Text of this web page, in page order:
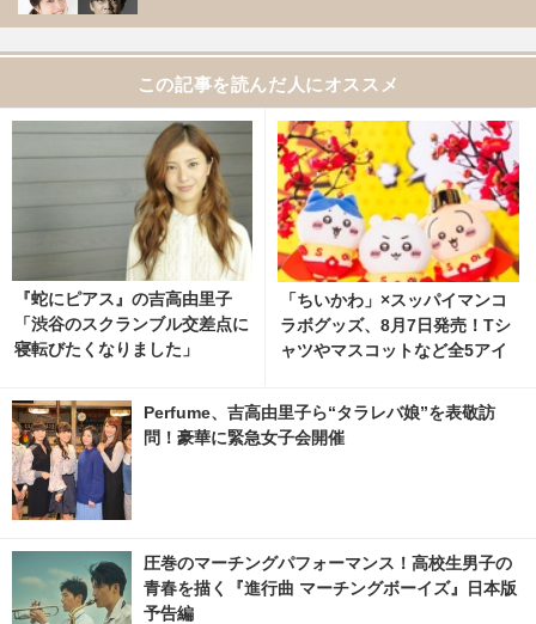
この記事を読んだ人にオススメ
『蛇にピアス』の吉高由里子
「渋谷のスクランブル交差点に
寝転びたくなりました」
「ちいかわ」×スッパイマンコ
ラボグッズ、8月7日発売！Tシ
ャツやマスコットなど全5アイ
Perfume、吉高由里子ら“タラレバ娘”を表敬訪
問！豪華に緊急女子会開催
圧巻のマーチングパフォーマンス！高校生男子の
青春を描く『進行曲 マーチングボーイズ』日本版
予告編